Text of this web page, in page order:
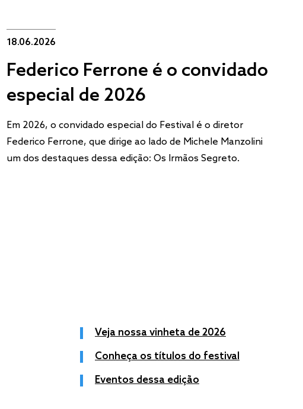
18.06.2026
Federico Ferrone é o convidado
especial de 2026
Em 2026, o convidado especial do Festival é o diretor
Federico Ferrone, que dirige ao lado de Michele Manzolini
um dos destaques dessa edição: Os Irmãos Segreto.
Veja nossa vinheta de 2026
Conheça os títulos do festival
Eventos dessa edição